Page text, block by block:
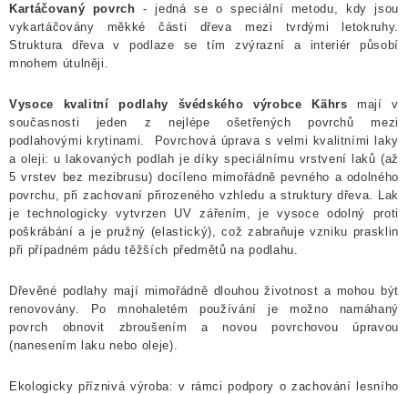
Kartáčovaný povrch- jedná se o speciální metodu, kdy jsou
vykartáčovány měkké části dřeva mezi tvrdými letokruhy.
Struktura dřeva v podlaze se tím zvýrazní a interiér působí
mnohem útulněji.
Vysoce kvalitní podlahy švédského výrobce Kährs mají v
současnosti jeden z nejlépe ošetřených povrchů mezi
podlahovými krytinami.
Povrchová úprava s velmi kvalitními laky
a oleji: u lakovaných podlah je díky speciálnímu vrstvení laků (až
5 vrstev bez mezibrusu) docíleno mimořádně pevného a odolného
povrchu, při zachovaní přirozeného vzhledu a struktury dřeva. Lak
je technologicky vytvrzen UV zářením, je vysoce odolný proti
poškrábání a je pružný (elastický), což zabraňuje vzniku prasklin
při případném pádu těžších předmětů na podlahu.
Dřevěné podlahy mají mimořádně dlouhou životnost a mohou být
renovovány. Po mnohaletém používání je možno namáhaný
povrch obnovit zbroušením a novou povrchovou úpravou
(nanesením laku nebo oleje).
Ekologicky příznivá výroba: v rámci podpory o zachování lesního